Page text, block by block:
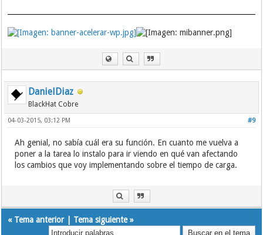
DanielDiaz
BlackHat Cobre
#9
04-03-2015, 03:12 PM
Ah genial, no sabía cuál era su función. En cuanto me vuelva a
poner a la tarea lo instalo para ir viendo en qué van afectando
los cambios que voy implementando sobre el tiempo de carga.
« Tema anterior| Tema siguiente»